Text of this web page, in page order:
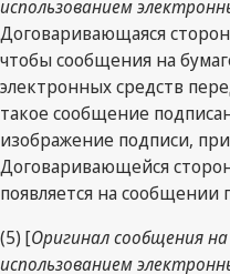
использованием
Договаривающаяся
чтобы сообщения на
электронных средств
такое сообщение
изображение подписи,
Договаривающейся
появляется на сообщении
(5) [Оригинал сообщения
использованием